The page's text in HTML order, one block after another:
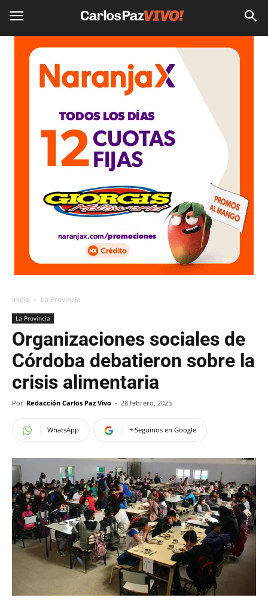
Inicio La Provincia
La Provincia
Organizaciones sociales de
Córdoba debatieron sobre la
crisis alimentaria
Por Redacción Carlos Paz Vivo - 28 febrero, 2025
WhatsApp + Seguinos en Google